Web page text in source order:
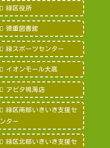
緑区役所
徳重図書館
緑スポーツセンター
イオンモール大高
アピタ鳴海店
緑区南部いきいき支援セ
ンター
緑区北部いきいき支援セ